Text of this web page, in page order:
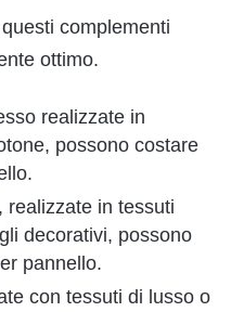
complementi
ottimo.
realizzate in
possono costare
realizzate in tessuti
decorativi, possono
pannello.
con tessuti di lusso o